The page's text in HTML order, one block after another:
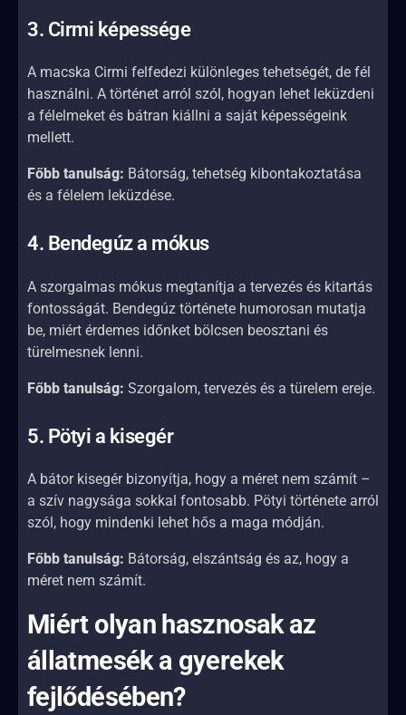
3. Cirmi képessége
A macska Cirmi felfedezi különleges tehetségét, de fél
használni. A történet arról szól, hogyan lehet leküzdeni
a félelmeket és bátran kiállni a saját képességeink
mellett.
Főbb tanulság: Bátorság, tehetség kibontakoztatása
és a félelem leküzdése.
4. Bendegúz a mókus
A szorgalmas mókus megtanítja a tervezés és kitartás
fontosságát. Bendegúz története humorosan mutatja
be, miért érdemes időnket bölcsen beosztani és
türelmesnek lenni.
Főbb tanulság: Szorgalom, tervezés és a türelem ereje.
5. Pötyi a kisegér
A bátor kisegér bizonyítja, hogy a méret nem számít –
a szív nagysága sokkal fontosabb. Pötyi története arról
szól, hogy mindenki lehet hős a maga módján.
Főbb tanulság: Bátorság, elszántság és az, hogy a
méret nem számít.
Miért olyan hasznosak az
állatmesék a gyerekek
fejlődésében?